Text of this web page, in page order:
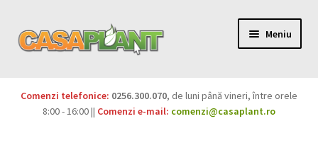
Meniu
Pesticide
Comenzi telefonice: 0256.300.070, de luni până vineri, între orele
8:00 - 16:00 || Comenzi e-mail: comenzi@casaplant.ro